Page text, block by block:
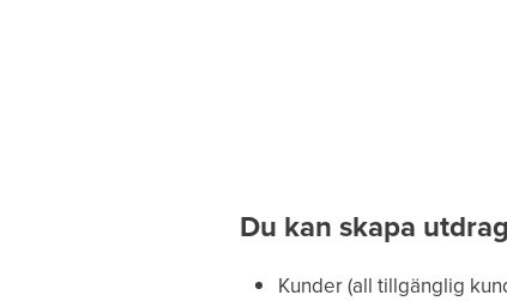
Du kan skapa
Kunder (all tillgänglig